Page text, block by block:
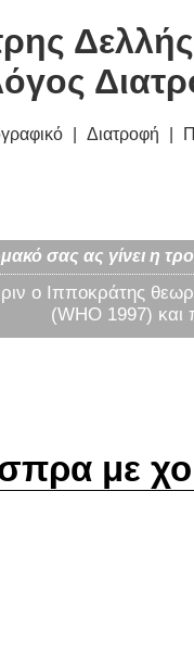
Διατροφή
σας ας γίνει η
ο Ιπποκράτης
(WHO 1997) και
με